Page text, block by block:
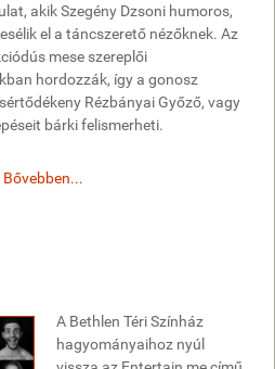
akik Szegény Dzsoni humoros,
el a táncszerető nézőknek. Az
mese szereplői
hordozzák, így a gonosz
Rézbányai Győző, vagy
bárki felismerheti.
Bővebben...
A Bethlen Téri Színház
hagyományaihoz nyúl